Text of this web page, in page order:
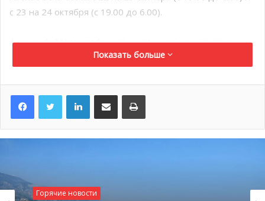
с 23 на 24 октября (с 19.00 до 6.00).
Avenue de l’Annonciade:с 23 на 24 октября (с 20.00 до
6.00) и с 24 на 25 октября (с 20.00 до 6.00)
Avenue de la Madone:с 24 на 25 октября (с 20.00 до 6.00)
и с 25 на 26 октября (с 20.00 до 6.00). Кроме того,
движение на avenue de Grande Bretagne будет также
перекрыто.
25 на 26 октября (с 20.00 до 6.00).
Показать больше
LinkedInПоделиться по электронной почте Распечатать
Горячие новости